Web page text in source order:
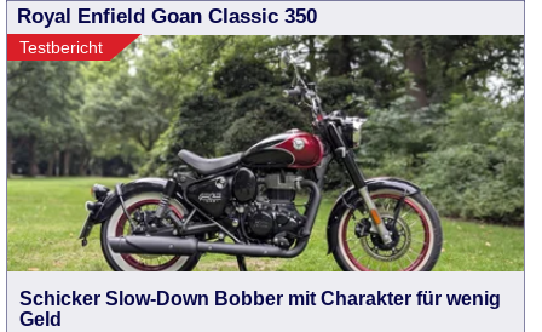
Royal Enfield Goan Classic 350
Testbericht
Schicker Slow-Down Bobber mit Charakter für wenig
Geld